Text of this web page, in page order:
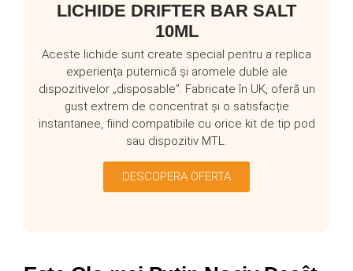
LICHIDE DRIFTER BAR SALT
10ML
Aceste lichide sunt create special pentru a replica
experiența puternică și aromele duble ale
dispozitivelor „disposable”. Fabricate în UK, oferă un
gust extrem de concentrat și o satisfacție
instantanee, fiind compatibile cu orice kit de tip pod
sau dispozitiv MTL.
DESCOPERA OFERTA